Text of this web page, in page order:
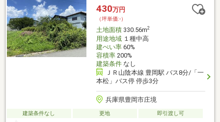
『アーキホームライフ不動産』におまかせ下さい！
430万円
（坪単価:-）
土地面積330.56m2
用途地域１種中高
建ぺい率60%
容積率200%
建築条件なし
ＪＲ山陰本線 豊岡駅 バス8分/「一
本松」バス停 停歩3分
兵庫県豊岡市庄境
建築条件なし 更地 即引渡し可